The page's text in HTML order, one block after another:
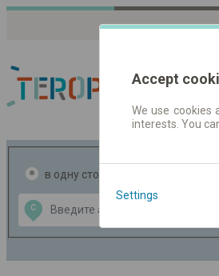
в одну сторону
С
Data CC-BY-SA
OpenStreetMap
GeoLite data by
Accept
We use cookies
interests. You
Settings